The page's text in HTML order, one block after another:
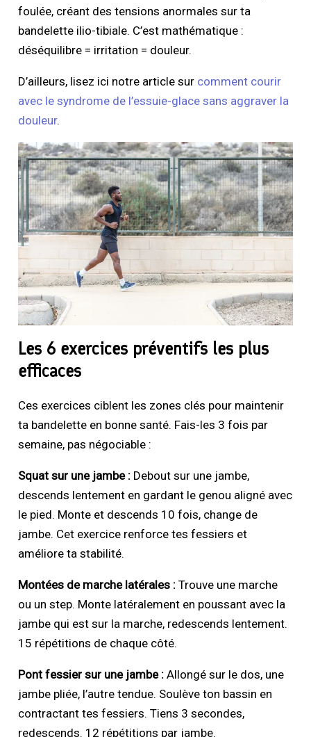
foulée, créant des tensions anormales sur ta
bandelette ilio-tibiale. C’est mathématique :
déséquilibre = irritation = douleur.
D’ailleurs, lisez ici notre article sur comment courir
avec le syndrome de l’essuie-glace sans aggraver la
douleur.
Les 6 exercices préventifs les plus
efficaces
Ces exercices ciblent les zones clés pour maintenir
ta bandelette en bonne santé. Fais-les 3 fois par
semaine, pas négociable :
Squat sur une jambe : Debout sur une jambe,
descends lentement en gardant le genou aligné avec
le pied. Monte et descends 10 fois, change de
jambe. Cet exercice renforce tes fessiers et
améliore ta stabilité.
Montées de marche latérales : Trouve une marche
ou un step. Monte latéralement en poussant avec la
jambe qui est sur la marche, redescends lentement.
15 répétitions de chaque côté.
Pont fessier sur une jambe : Allongé sur le dos, une
jambe pliée, l’autre tendue. Soulève ton bassin en
contractant tes fessiers. Tiens 3 secondes,
redescends. 12 répétitions par jambe.